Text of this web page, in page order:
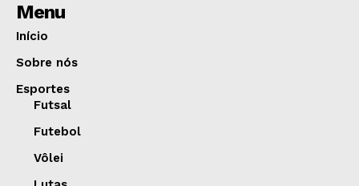
Menu
Início
Sobre nós
Esportes
Futsal
Futebol
Vôlei